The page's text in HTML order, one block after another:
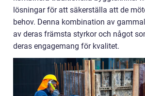
lösningar för att säkerställa att de
behov. Denna kombination av
av deras främsta styrkor och något
deras engagemang för kvalitet.